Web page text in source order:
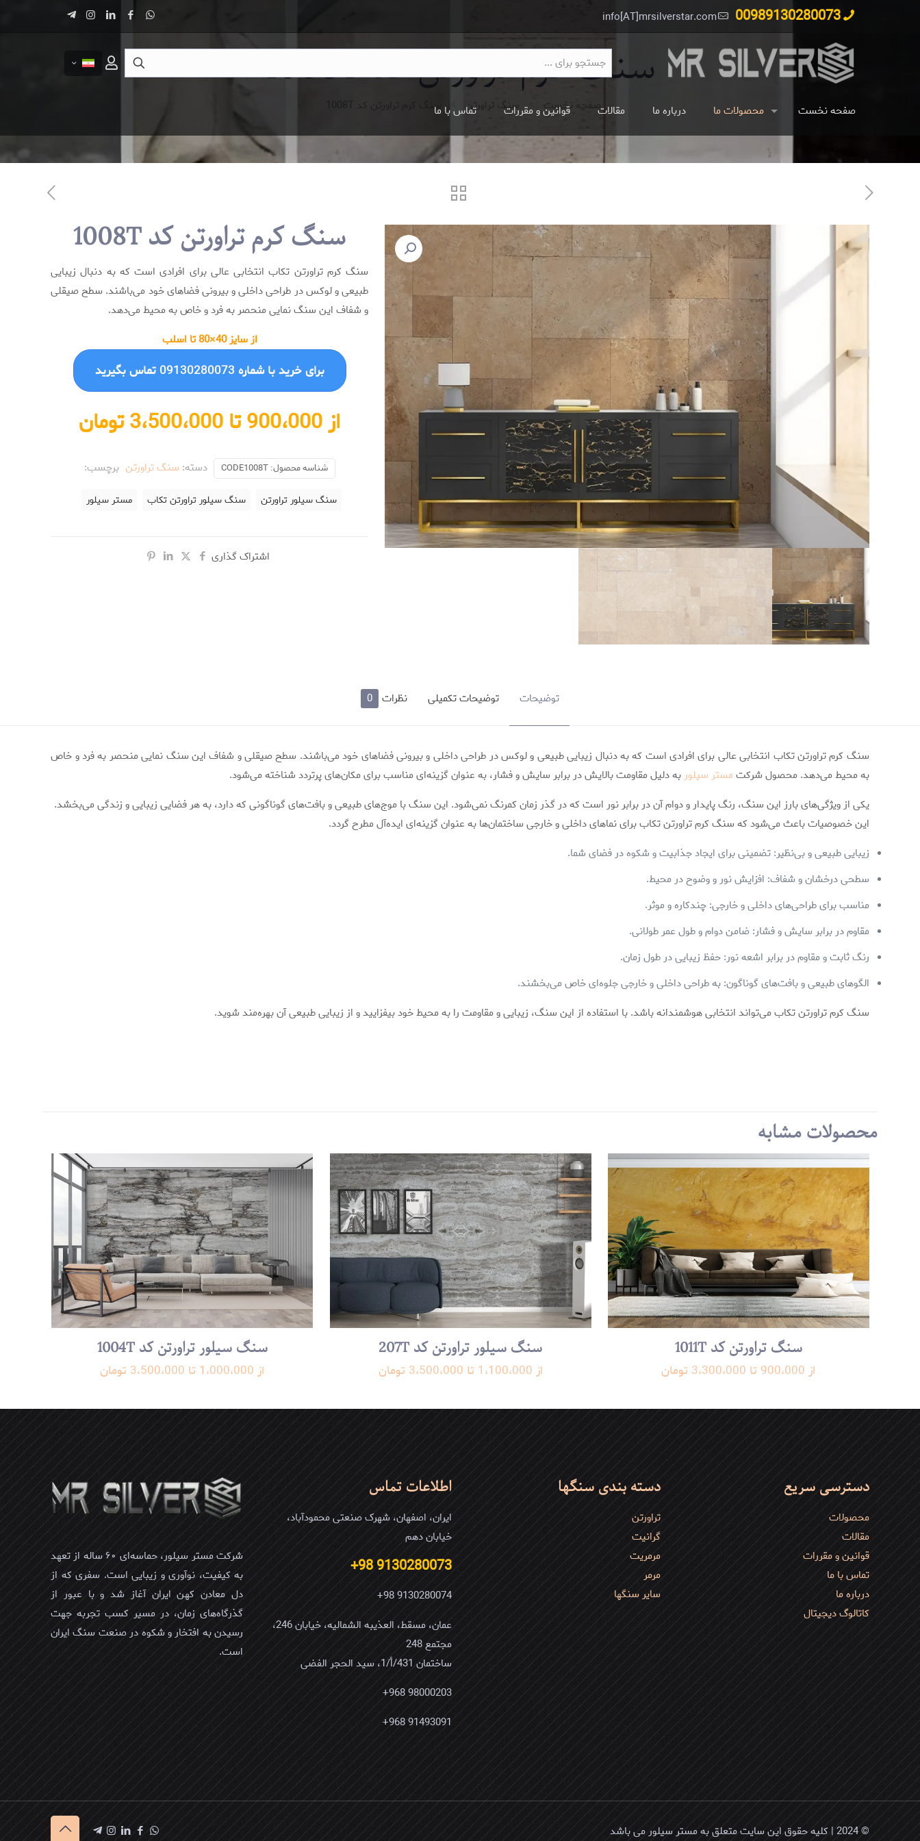
00989130280073
info[AT]mrsilverstar.com
صفحه نخست محصولات ما درباره ما مقالات قوانین و مقررات تماس با ما
سنگ کرم تراورتن کد 1008T
صفحه نخست سنگ تراورتن سنگ کرم تراورتن کد 1008T
سنگ کرم تراورتن کد 1008T
سنگ کرم تراورتن تکاب انتخابی عالی برای افرادی است که به دنبال زیبایی
طبیعی و لوکس در طراحی داخلی و بیرونی فضاهای خود می‌باشند. سطح صیقلی
و شفاف این سنگ نمایی منحصر به فرد و خاص به محیط می‌دهد.
از سایز 40×80 تا اسلب
برای خرید با شماره 09130280073 تماس بگیرید
از 900،000 تا 3،500،000 تومان
شناسه محصول:CODE1008T دسته: سنگ تراورتن برچسب:
سنگ سیلور تراورتن سنگ سیلور تراورتن تکاب مستر سیلور
اشتراک گذاری
توضیحات توضیحات تکمیلی نظرات 0
سنگ کرم تراورتن تکاب انتخابی عالی برای افرادی است که به دنبال زیبایی طبیعی و لوکس در طراحی داخلی و بیرونی فضاهای خود می‌باشند. سطح صیقلی و شفاف این سنگ نمایی منحصر به فرد و خاص
به محیط می‌دهد. محصول شرکت مستر سیلوربه دلیل مقاومت بالایش در برابر سایش و فشار، به عنوان گزینه‌ای مناسب برای مکان‌های پرتردد شناخته می‌شود.
یکی از ویژگی‌های بارز این سنگ، رنگ پایدار و دوام آن در برابر نور است که در گذر زمان کمرنگ نمی‌شود. این سنگ با موج‌های طبیعی و بافت‌های گوناگونی که دارد، به هر فضایی زیبایی و زندگی می‌بخشد.
این خصوصیات باعث می‌شود که سنگ کرم تراورتن تکاب برای نماهای داخلی و خارجی ساختمان‌ها به عنوان گزینه‌ای ایده‌آل مطرح گردد.
زیبایی طبیعی و بی‌نظیر: تضمینی برای ایجاد جذابیت و شکوه در فضای شما.
سطحی درخشان و شفاف: افزایش نور و وضوح در محیط.
مناسب برای طراحی‌های داخلی و خارجی: چندکاره و موثر.
مقاوم در برابر سایش و فشار: ضامن دوام و طول عمر طولانی.
رنگ ثابت و مقاوم در برابر اشعه نور: حفظ زیبایی در طول زمان.
الگوهای طبیعی و بافت‌های گوناگون: به طراحی داخلی و خارجی جلوه‌ای خاص می‌بخشند.
سنگ کرم تراورتن تکاب می‌تواند انتخابی هوشمندانه باشد. با استفاده از این سنگ، زیبایی و مقاومت را به محیط خود بیفزایید و از زیبایی طبیعی آن بهره‌مند شوید.
نشانی ایمیل شما منتشر نخواهد شد.بخش‌های موردنیاز علامت‌گذاری شده‌اند*
امتیاز شما
1 of 5 stars
2 of 5 stars
3 of 5 stars
4 of 5 stars
نام ایمیل*
مرورگر برای زمانی که دوباره دیدگاهی
محصولات مشابه
سنگ تراورتن کد 1011T
از 900،000 تا 3،300،000 تومان
سنگ سیلور تراورتن کد 207T
از 1،100،000 تا 3،500،000 تومان
سنگ سیلور تراورتن کد 1004T
از 1،000،000 تا 3،500،000 تومان
دسترسی سریع
محصولات
مقالات
قوانین و مقررات
تماس با ما
درباره ما
کاتالوگ دیجیتال
دسته بندی سنگها
تراورتن
گرانیت
مرمریت
مرمر
سایر سنگها
اطلاعات تماس
ایران، اصفهان، شهرک صنعتی محمودآباد،
خیابان دهم
9130280073 98+
9130280074 98+
عمان، مسقط، العذیبه الشمالیه، خیابان 246،
مجتمع 248
ساختمان 431/أ/1، سید الحجر الفضی
98000203 968+
91493091 968+
شرکت مستر سیلور، حماسه‌ای ۶۰ ساله از تعهد
به کیفیت، نوآوری و زیبایی است. سفری که از
دل معادن کهن ایران آغاز شد و با عبور از
گذرگاه‌های زمان، در مسیر کسب تجربه جهت
رسیدن به افتخار و شکوه در صنعت سنگ ایران
است.
© 2024 | کلیه حقوق این سایت متعلق به مستر سیلور می باشد